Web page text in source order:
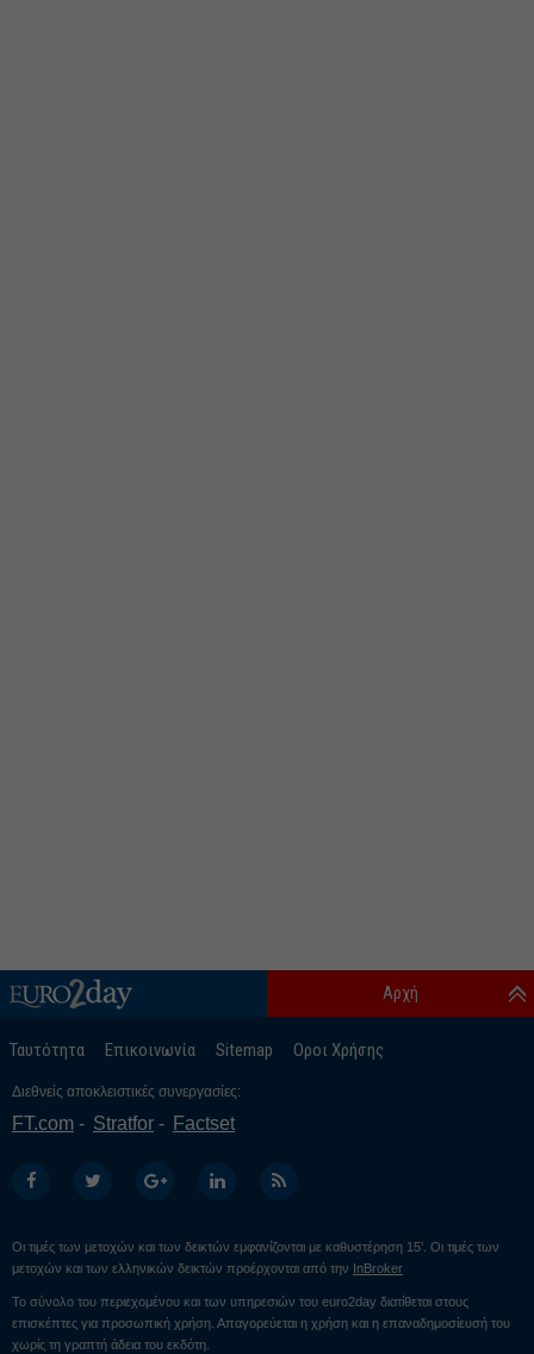
Ταυτότητα Επικοινωνία Sitemap Οροι Χρήσης
Αρχή
Διεθνείς αποκλειστικές συνεργασίες:
FT.com Stratfor Factset
Οι τιμές των μετοχών και των δεικτών εμφανίζονται με καθυστέρηση 15’. Οι τιμές των
μετοχών και των ελληνικών δεικτών προέρχονται από την InBroker
Το σύνολο του περιεχομένου και των υπηρεσιών του euro2day διατίθεται στους
επισκέπτες για προσωπική χρήση. Απαγορεύεται η χρήση και η επαναδημοσίευσή του
χωρίς τη γραπτή άδεια του εκδότη.